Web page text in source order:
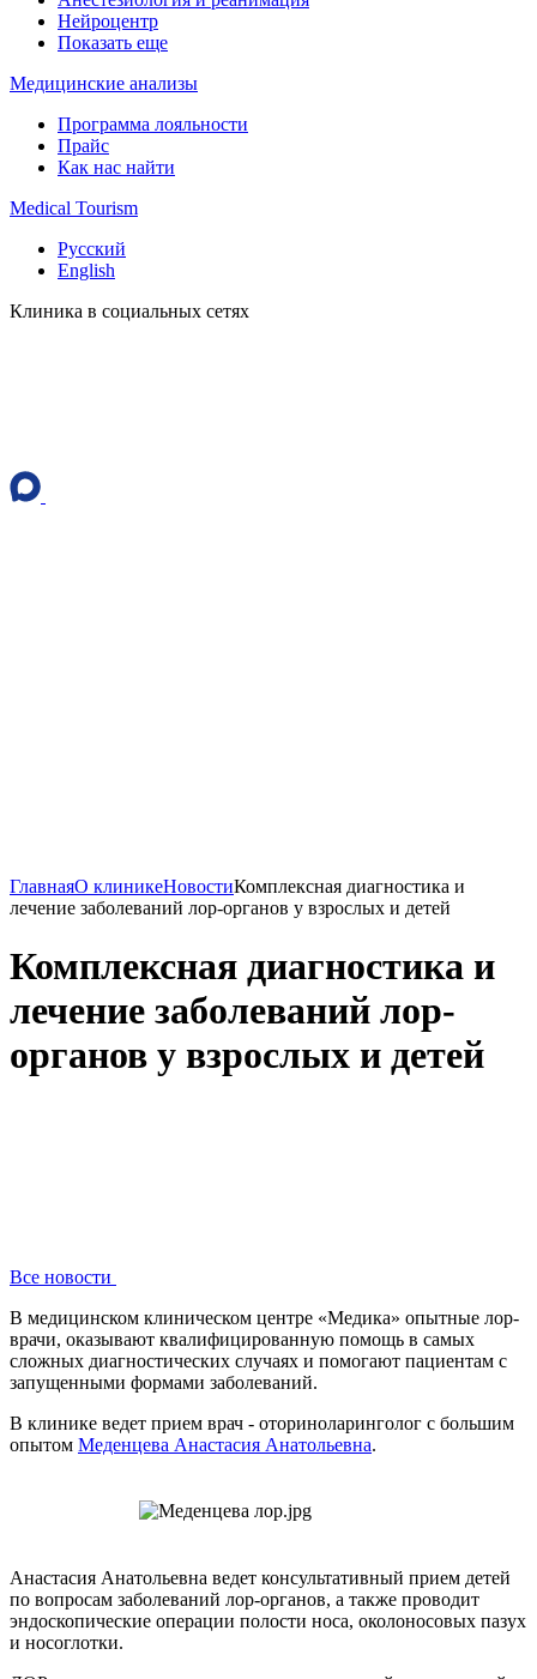
Нейроцентр
Показать еще
Медицинские анализы
Программа лояльности
Прайс
Как нас найти
Medical Tourism
Русский
English
Клиника в социальных сетях
ГлавнаяО клиникеНовостиКомплексная диагностика и
лечение заболеваний лор-органов у взрослых и детей
Комплексная диагностика и
лечение заболеваний лор-
органов у взрослых и детей
Все новости
В медицинском клиническом центре «Медика» опытные лор-
врачи, оказывают квалифицированную помощь в самых
сложных диагностических случаях и помогают пациентам с
запущенными формами заболеваний.
В клинике ведет прием врач - оториноларинголог с большим
опытом Меденцева Анастасия Анатольевна.
Анастасия Анатольевна ведет консультативный прием детей
по вопросам заболеваний лор-органов, а также проводит
эндоскопические операции полости носа, околоносовых пазух
и носоглотки.